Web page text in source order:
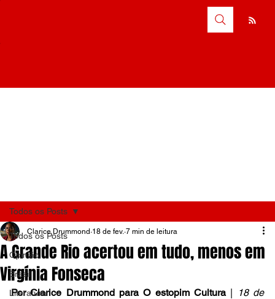
Todos os Posts
Opinião
Brasil
Literatura
Todos os Posts
A Grande Rio acertou em tudo, menos em
Virgínia Fonseca
Clarice Drummond 18 de fev. 7 min de leitura
Por Clarice Drummond para O estopim Cultura |
18 de